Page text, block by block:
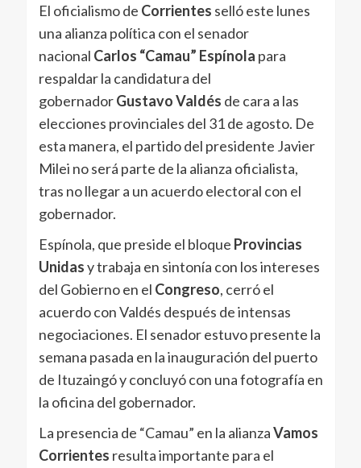
El oficialismo de Corrientes selló este lunes
una alianza política con el senador
nacional Carlos “Camau” Espínola para
respaldar la candidatura del
gobernadorGustavo Valdés de cara a las
elecciones provinciales del 31 de agosto. De
esta manera, el partido del presidente Javier
Milei no será parte de la alianza oficialista,
tras no llegar a un acuerdo electoral con el
gobernador.
Espínola, que preside el bloque Provincias
Unidasy trabaja en sintonía con los intereses
del Gobierno en el Congreso, cerró el
acuerdo con Valdés después de intensas
negociaciones. El senador estuvo presente la
semana pasada en la inauguración del puerto
de Ituzaingó y concluyó con una fotografía en
la oficina del gobernador.
La presencia de “Camau” en la alianzaVamos
Corrientes resulta importante para el